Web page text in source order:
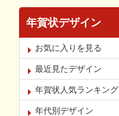
年賀状デザイン
お気に入りを見る
最近見たデザイン
年賀状人気ランキング
年代別デザイン